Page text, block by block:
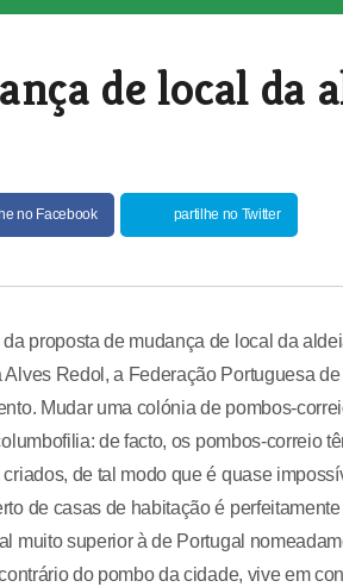
de local da
no Facebook partilhe no Twitter
proposta de mudança de local da
Alves Redol, a Federação Portuguesa
Mudar uma colónia de pombos-
de facto, os pombos-correio
de tal modo que é quase
de casas de habitação é
muito superior à de Portugal
do pombo da cidade, vive em